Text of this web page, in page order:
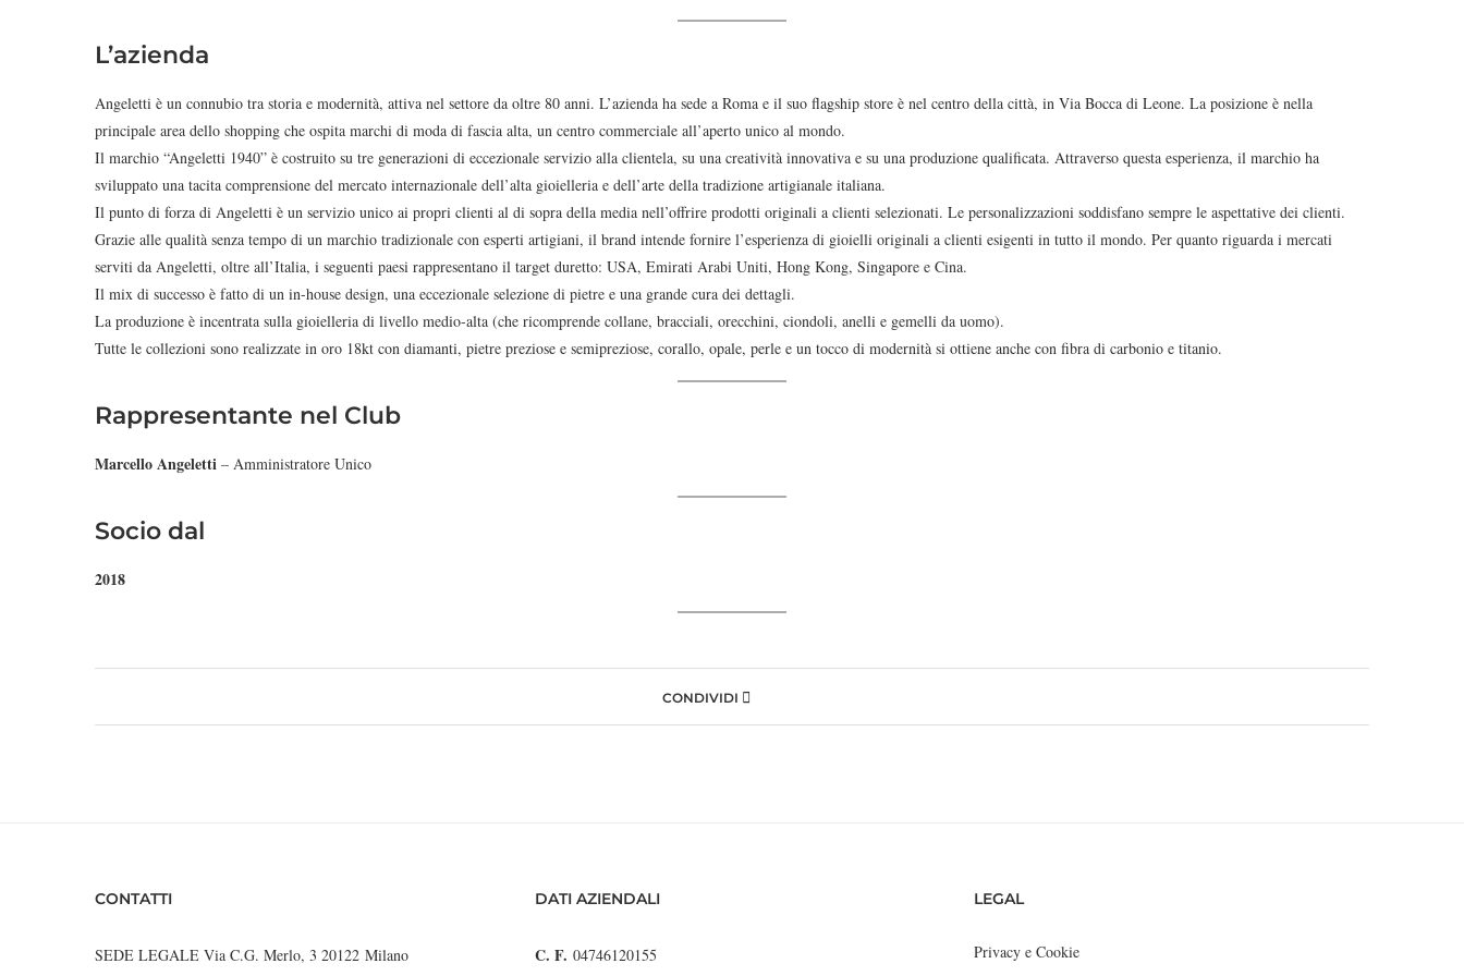
L’azienda
Angeletti è un connubio tra storia e modernità, attiva nel settore da oltre 80 anni. L’azienda ha sede a Roma e il suo flagship store è nel centro della città, in Via Bocca di Leone. La posizione è nella
principale area dello shopping che ospita marchi di moda di fascia alta, un centro commerciale all’aperto unico al mondo.
Il marchio “Angeletti 1940” è costruito su tre generazioni di eccezionale servizio alla clientela, su una creatività innovativa e su una produzione qualificata. Attraverso questa esperienza, il marchio ha
sviluppato una tacita comprensione del mercato internazionale dell’alta gioielleria e dell’arte della tradizione artigianale italiana.
Il punto di forza di Angeletti è un servizio unico ai propri clienti al di sopra della media nell’offrire prodotti originali a clienti selezionati. Le personalizzazioni soddisfano sempre le aspettative dei clienti.
Grazie alle qualità senza tempo di un marchio tradizionale con esperti artigiani, il brand intende fornire l’esperienza di gioielli originali a clienti esigenti in tutto il mondo. Per quanto riguarda i mercati
serviti da Angeletti, oltre all’Italia, i seguenti paesi rappresentano il target duretto: USA, Emirati Arabi Uniti, Hong Kong, Singapore e Cina.
Il mix di successo è fatto di un in-house design, una eccezionale selezione di pietre e una grande cura dei dettagli.
La produzione è incentrata sulla gioielleria di livello medio-alta (che ricomprende collane, bracciali, orecchini, ciondoli, anelli e gemelli da uomo).
Tutte le collezioni sono realizzate in oro 18kt con diamanti, pietre preziose e semipreziose, corallo, opale, perle e un tocco di modernità si ottiene anche con fibra di carbonio e titanio.
Rappresentante nel Club
Marcello Angeletti – Amministratore Unico
Socio dal
2018
CONDIVIDI
CONTATTI
SEDE LEGALE Via C.G. Merlo, 3 20122 Milano
DATI AZIENDALI
C. F. 04746120155
LEGAL
Privacy e Cookie